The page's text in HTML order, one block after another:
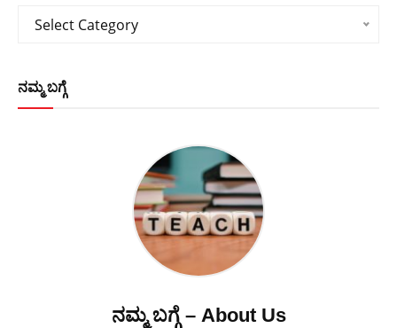
Categories
Select Category
ನಮ್ಮ ಬಗ್ಗೆ
ನಮ್ಮ ಬಗ್ಗೆ – About Us